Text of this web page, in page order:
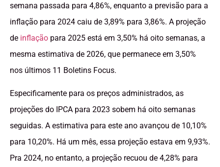
semana passada para 4,86%, enquanto a previsão para a
inflação para 2024 caiu de 3,89% para 3,86%. A projeção
de inflação para 2025 está em 3,50% há oito semanas, a
mesma estimativa de 2026, que permanece em 3,50%
nos últimos 11 Boletins Focus.
Especificamente para os preços administrados, as
projeções do IPCA para 2023 sobem há oito semanas
seguidas. A estimativa para este ano avançou de 10,10%
para 10,20%. Há um mês, essa projeção estava em 9,93%.
Pra 2024, no entanto, a projeção recuou de 4,28% para